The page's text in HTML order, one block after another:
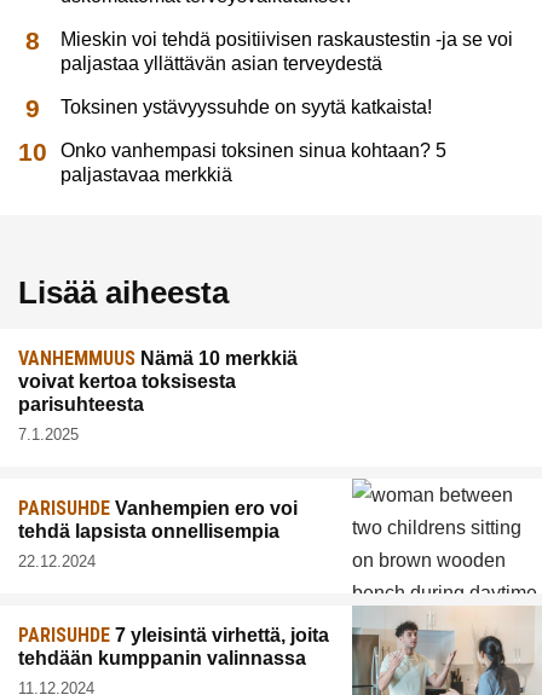
Mieskin voi tehdä positiivisen raskaustestin -ja se voi
paljastaa yllättävän asian terveydestä
Toksinen ystävyyssuhde on syytä katkaista!
Onko vanhempasi toksinen sinua kohtaan? 5
paljastavaa merkkiä
Lisää aiheesta
VANHEMMUUS Nämä 10 merkkiä
voivat kertoa toksisesta
parisuhteesta
7.1.2025
PARISUHDE Vanhempien ero voi
tehdä lapsista onnellisempia
22.12.2024
PARISUHDE 7 yleisintä virhettä, joita
tehdään kumppanin valinnassa
11.12.2024